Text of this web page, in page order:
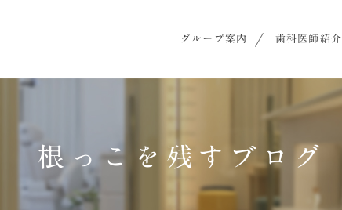
グループ案内 歯科医師紹介
根っこを残すブログ